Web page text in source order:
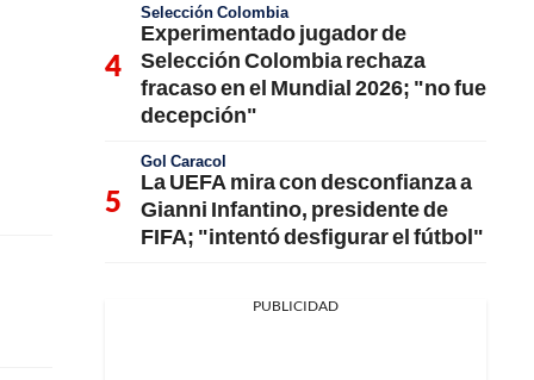
Selección Colombia
Experimentado jugador de
Selección Colombia rechaza
fracaso en el Mundial 2026; "no fue
decepción"
Gol Caracol
La UEFA mira con desconfianza a
Gianni Infantino, presidente de
FIFA; "intentó desfigurar el fútbol"
PUBLICIDAD